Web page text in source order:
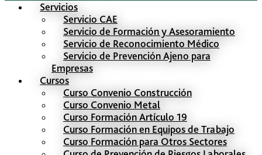
Servicios
Servicio CAE
Servicio de Formación y Asesoramiento
Servicio de Reconocimiento Médico
Servicio de Prevención Ajeno para
Empresas
Cursos
Curso Convenio Construcción
Curso Convenio Metal
Curso Formación Artículo 19
Curso Formación en Equipos de Trabajo
Curso Formación para Otros Sectores